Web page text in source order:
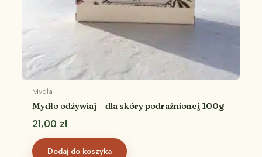
Mydła
Mydło odżywiaj – dla skóry podrażnionej 100g
21,00 zł
Dodaj do koszyka